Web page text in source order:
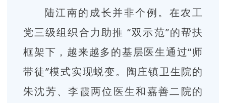
陆江南的成长并非个例。在农工
党三级组织合力助推 “双示范”的帮扶
框架下，越来越多的基层医生通过“师
带徒”模式实现蜕变。陶庄镇卫生院的
朱沈芳、李霞两位医生和嘉善二院的